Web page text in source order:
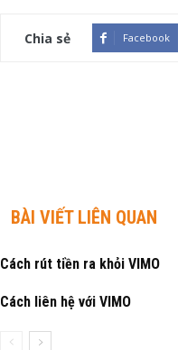
Chia sẻ Facebook
BÀI VIẾT LIÊN QUAN
Cách rút tiền ra khỏi VIMO
Cách liên hệ với VIMO